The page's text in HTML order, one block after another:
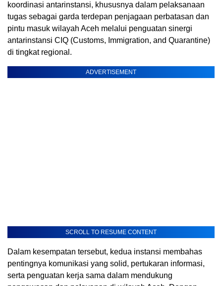
koordinasi antarinstansi, khususnya dalam pelaksanaan
tugas sebagai garda terdepan penjagaan perbatasan dan
pintu masuk wilayah Aceh melalui penguatan sinergi
antarinstansi CIQ (Customs, Immigration, and Quarantine)
di tingkat regional.
ADVERTISEMENT
SCROLL TO RESUME CONTENT
Dalam kesempatan tersebut, kedua instansi membahas
pentingnya komunikasi yang solid, pertukaran informasi,
serta penguatan kerja sama dalam mendukung